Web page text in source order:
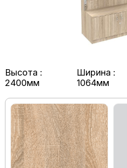
Высота :
2400мм
Ширина :
1064мм